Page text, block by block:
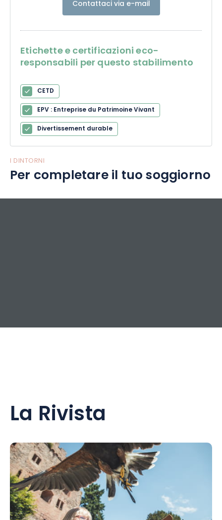
Contattaci via e-mail
Etichette e certificazioni eco-
responsabili per questo stabilimento
CETD
EPV : Entreprise du Patrimoine Vivant
Divertissement durable
I DINTORNI
Per completare il tuo soggiorno
La Rivista